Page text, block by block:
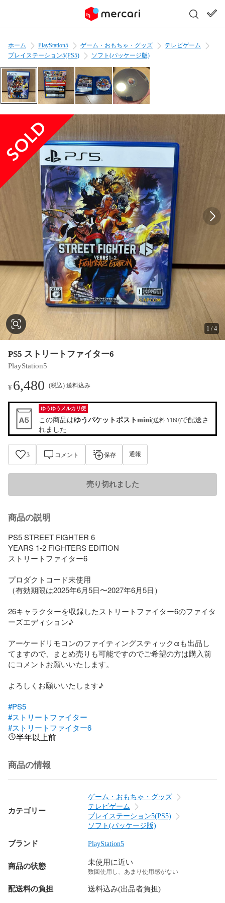
ホーム PlayStation5 ゲーム・おもちゃ・グッズ
テレビゲーム
プレイステーション5(PS5)
ソフト(パッケージ版)
1 /4
PS5 ストリートファイター6
PlayStation5
¥6,480 (税込) 送料込み
ゆうゆうメルカリ便
この商品はゆうパケットポストmini(送料 ¥160)で配送さ
れました
3 コメント 保存 通報
売り切れました
商品の説明
PS5 STREET FIGHTER 6
YEARS 1‐2 FIGHTERS EDITION
ストリートファイター6
プロダクトコード未使用
（有効期限は2025年6月5日〜2027年6月5日）
26キャラクターを収録したストリートファイター6のファイタ
ーズエディション♪
アーケードリモコンのファイティングスティックαも出品し
てますので、まとめ売りも可能ですのでご希望の方は購入前
にコメントお願いいたします。
よろしくお願いいたします♪
#PS5
#ストリートファイター
#ストリートファイター6
半年以上前
商品の情報
カテゴリー
ゲーム・おもちゃ・グッズ
テレビゲーム
プレイステーション5(PS5)
ソフト(パッケージ版)
ブランド PlayStation5
商品の状態 未使用に近い
数回使用し、あまり使用感がない
配送料の負担 送料込み(出品者負担)